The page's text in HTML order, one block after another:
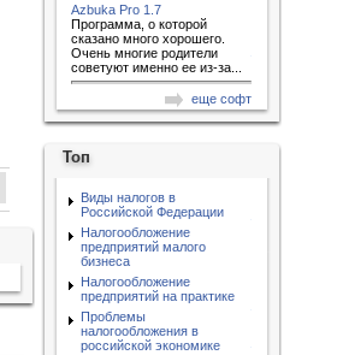
Azbuka Pro 1.7
Программа, о которой
сказано много хорошего.
Очень многие родители
советуют именно ее из-за...
еще софт
Топ
Виды налогов в
Российской Федерации
Налогообложение
предприятий малого
бизнеса
Налогообложение
предприятий на практике
Проблемы
налогообложения в
российской экономике